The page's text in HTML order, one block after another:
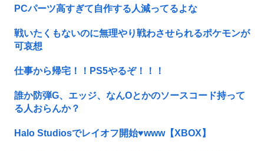
PCパーツ高すぎて自作する人減ってるよな
戦いたくもないのに無理やり戦わさせられるポケモンが
可哀想
仕事から帰宅！！PS5やるぞ！！！
誰か防弾G、エッジ、なんOとかのソースコード持って
る人おらんか？
Halo Studiosでレイオフ開始♥www【XBOX】